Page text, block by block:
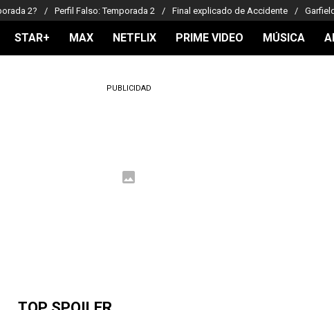
2? Perfil Falso: Temporada 2 Final explicado de Accidente
STAR+ MAX NETFLIX PRIME VIDEO MÚSICA
PUBLICIDAD